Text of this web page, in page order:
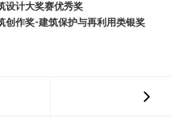
设计大奖赛优秀奖
创作奖-建筑保护与再利用类银奖